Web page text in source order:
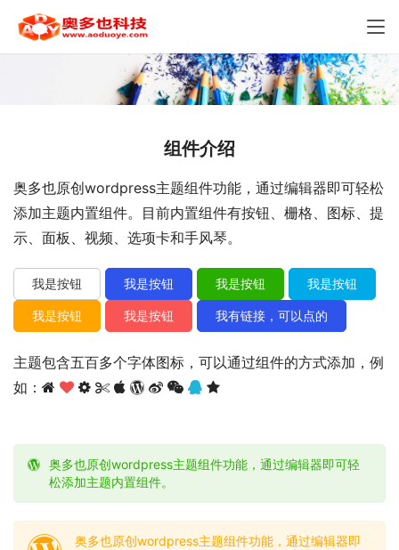
组件介绍
奥多也原创wordpress主题组件功能，通过编辑器即可轻松
添加主题内置组件。目前内置组件有按钮、栅格、图标、提
示、面板、视频、选项卡和手风琴。
我是按钮 我是按钮 我是按钮 我是按钮
我是按钮 我是按钮 我有链接，可以点的
主题包含五百多个字体图标，可以通过组件的方式添加，例
如：
奥多也原创wordpress主题组件功能，通过编辑器即可轻
松添加主题内置组件。
奥多也原创wordpress主题组件功能，通过编辑器即